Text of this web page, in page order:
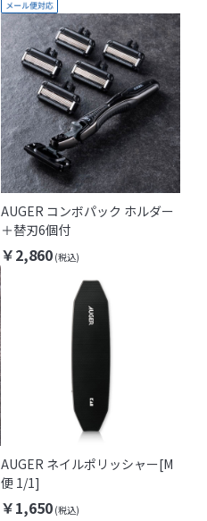
AUGER コンボパック ホルダー
＋替刃6個付
￥2,860
AUGER ネイルポリッシャー[M
便 1/1]
￥1,650